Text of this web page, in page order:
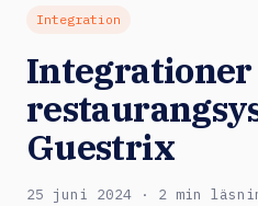
Integrationer
Priser
Kundcase
Gäster & marknad
Integration
Guestrix
25 juni 2024 · 2 min